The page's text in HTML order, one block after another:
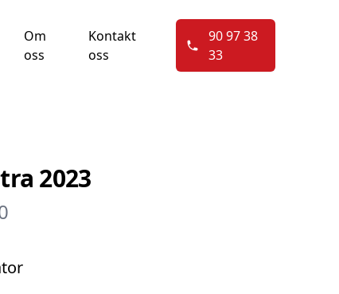
Om
oss
Kontakt
oss
90 97 38
33
2023